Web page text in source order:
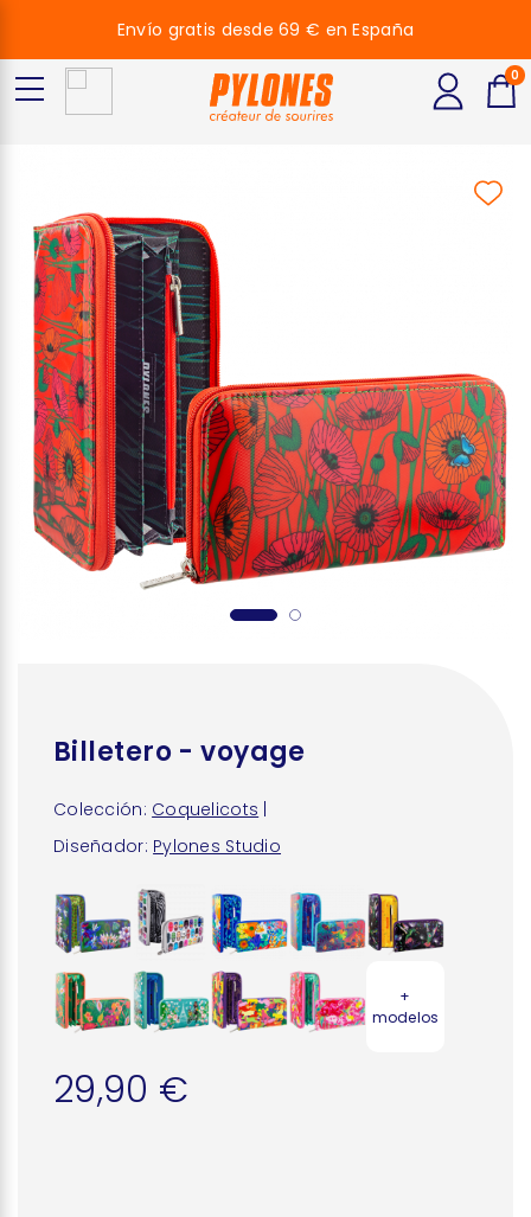
Billetero - voyage
Colección: Coquelicots
Diseñador: Pylones Studio
+
modelos
29,90 €
Envío gratis desde 69 € en España
0